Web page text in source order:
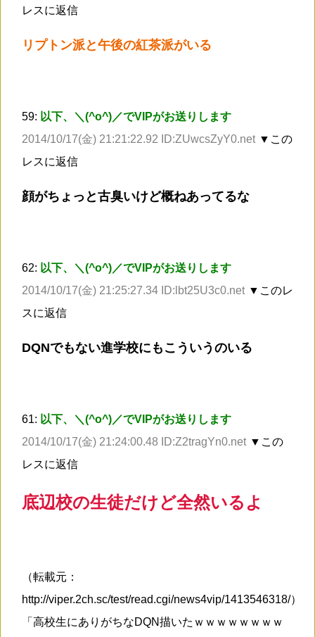
レスに返信
リプトン派と午後の紅茶派がいる
59: 以下、＼(^o^)／でVIPがお送りします
2014/10/17(金) 21:21:22.92 ID:ZUwcsZyY0.net ▼この
レスに返信
顔がちょっと古臭いけど概ねあってるな
62: 以下、＼(^o^)／でVIPがお送りします
2014/10/17(金) 21:25:27.34 ID:lbt25U3c0.net ▼このレ
スに返信
DQNでもない進学校にもこういうのいる
61: 以下、＼(^o^)／でVIPがお送りします
2014/10/17(金) 21:24:00.48 ID:Z2tragYn0.net ▼この
レスに返信
底辺校の生徒だけど全然いるよ
（転載元：
http://viper.2ch.sc/test/read.cgi/news4vip/1413546318/）
「高校生にありがちなDQN描いたｗｗｗｗｗｗｗｗ